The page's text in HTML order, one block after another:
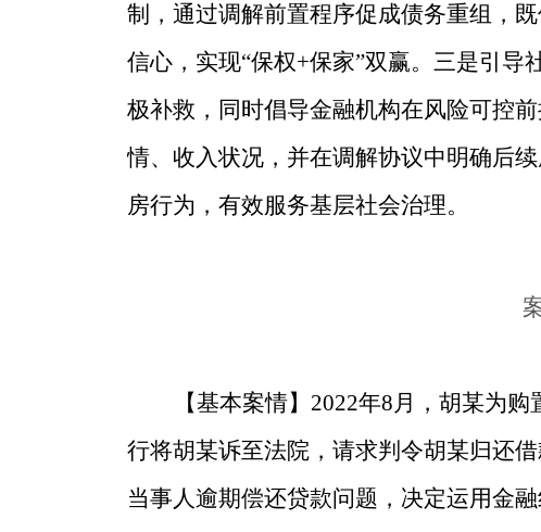
制，通过调解前置程序促成债务重组，
信心，实现“保权+保家”双赢。三是引导
极补救，同时倡导金融机构在风险可控
情、收入状况，并在调解协议中明确后
房行为，有效服务基层社会治理。
【基本案情】 2022年8月，胡某为
行将胡某诉至法院，请求判令胡某归还
当事人逾期偿还贷款问题，决定运用金